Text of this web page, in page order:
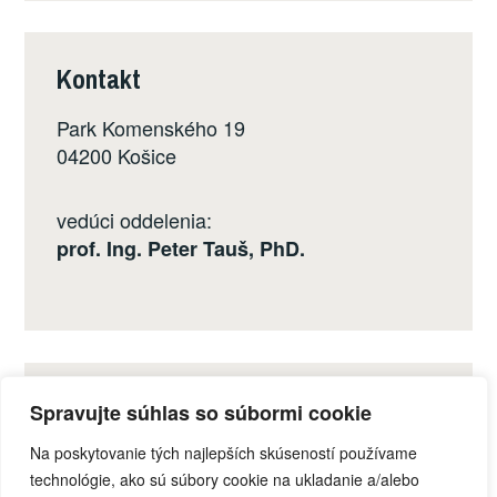
Spravujte súhlas so súbormi cookie
Na poskytovanie tých najlepších skúseností používame
technológie, ako sú súbory cookie na ukladanie a/alebo
Kontakt
Park Komenského 19
04200 Košice
vedúci oddelenia:
prof. Ing. Peter Tauš, PhD.
Sociálne siete